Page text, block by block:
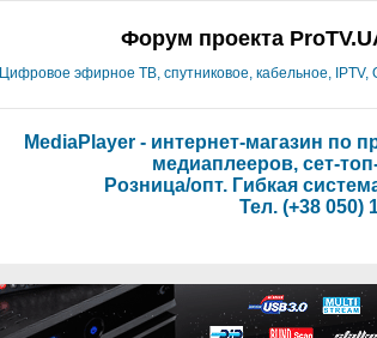
Форум проекта
Цифровое эфирное ТВ, спутниковое, кабельное, IPTV,
MediaPlayer - интернет-магазин по
медиаплееров, сет-
Розница/опт. Гибкая
Тел. (+38 050)